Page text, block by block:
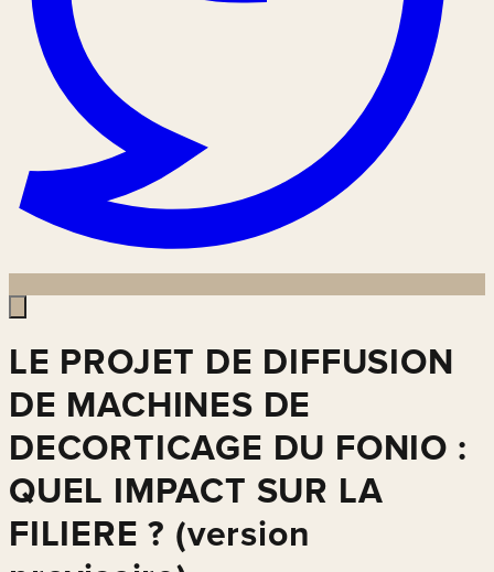
LE PROJET DE DIFFUSION
DE MACHINES DE
DECORTICAGE DU FONIO :
QUEL IMPACT SUR LA
FILIERE ? (version